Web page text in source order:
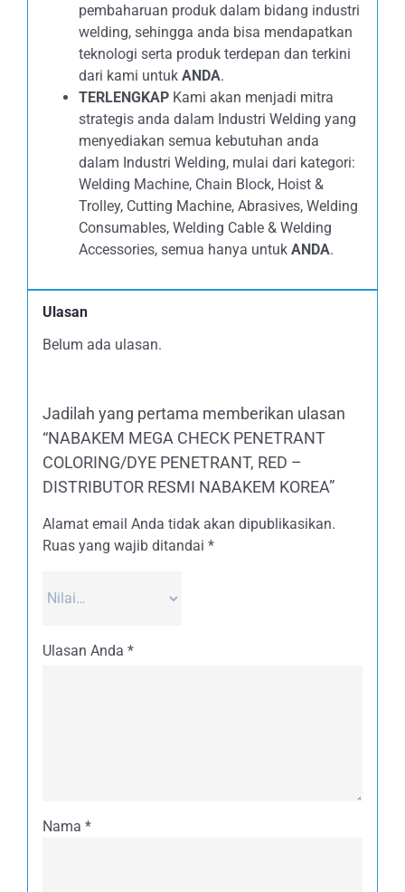
pembaharuan produk dalam bidang industri
welding, sehingga anda bisa mendapatkan
teknologi serta produk terdepan dan terkini
dari kami untuk ANDA.
TERLENGKAPKami akan menjadi mitra
strategis anda dalam Industri Welding yang
menyediakan semua kebutuhan anda
dalam Industri Welding, mulai dari kategori:
Welding Machine, Chain Block, Hoist &
Trolley, Cutting Machine, Abrasives, Welding
Consumables, Welding Cable & Welding
Accessories, semua hanya untuk ANDA.
Ulasan
Belum ada ulasan.
Jadilah yang pertama memberikan ulasan
“NABAKEM MEGA CHECK PENETRANT
COLORING/DYE PENETRANT, RED –
DISTRIBUTOR RESMI NABAKEM KOREA”
Alamat email Anda tidak akan dipublikasikan.
Ruas yang wajib ditandai *
Ulasan Anda *
Nama *